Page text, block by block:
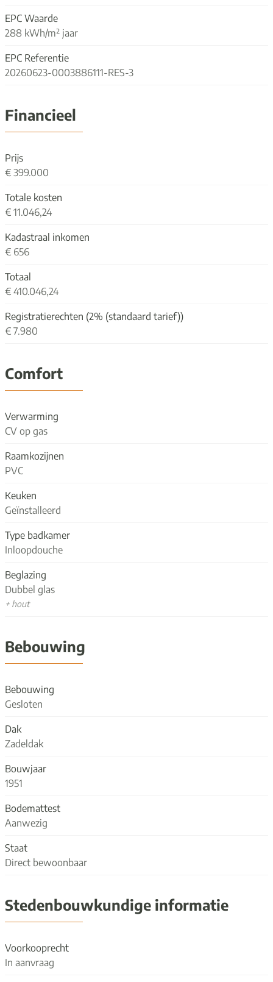
EPC Waarde
288 kWh/m² jaar
EPC Referentie
20260623-0003886111-RES-3
Financieel
Prijs
€ 399.000
Totale kosten
€ 11.046,24
Kadastraal inkomen
€ 656
Totaal
€ 410.046,24
Registratierechten (2% (standaard tarief))
€ 7.980
Comfort
Verwarming
CV op gas
Raamkozijnen
PVC
Keuken
Geïnstalleerd
Type badkamer
Inloopdouche
Beglazing
Dubbel glas
+ hout
Bebouwing
Bebouwing
Gesloten
Dak
Zadeldak
Bouwjaar
1951
Bodemattest
Aanwezig
Staat
Direct bewoonbaar
Stedenbouwkundige informatie
Voorkooprecht
In aanvraag